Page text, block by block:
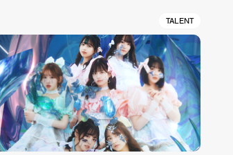
TALENT